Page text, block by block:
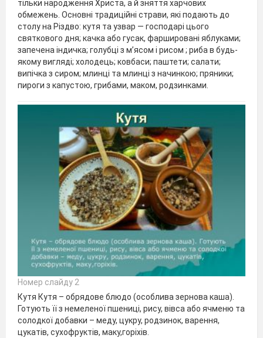
тільки народження Христа, а й зняття харчових
обмежень. Основні традиційні страви, які подають до
столу на Різдво: кутя та узвар — господарі цього
святкового дня; качка або гусак, фаршировані яблуками;
запечена індичка; голубці з м’ясом і рисом ; риба в будь-
якому вигляді; холодець; ковбаси; паштети; салати;
випічка з сиром; млинці та млинці з начинкою; пряники;
пироги з капустою, грибами, маком, родзинками.
Номер слайду 2
Кутя Кутя – обрядове блюдо (особлива зернова каша).
Готують її з немеленої пшениці, рису, вівса або ячменю та
солодкої добавки – меду, цукру, родзинок, варення,
цукатів, сухофруктів, маку,горіхів.